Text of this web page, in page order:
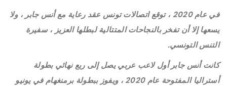
في عام 2020 ، توقع اتصالات تونس عقد رعاية مع أنس جابر ، ولا
يسعها إلا أن تفخر بالنجاحات المتتالية لبطلها العزيز ، سفيرة
التنس التونسي.
كانت أنس جابر أول لاعب عربي يصل إلى ربع نهائي بطولة
أستراليا المفتوحة عام 2020 ، ويفوز ببطولة برمنغهام في يونيو